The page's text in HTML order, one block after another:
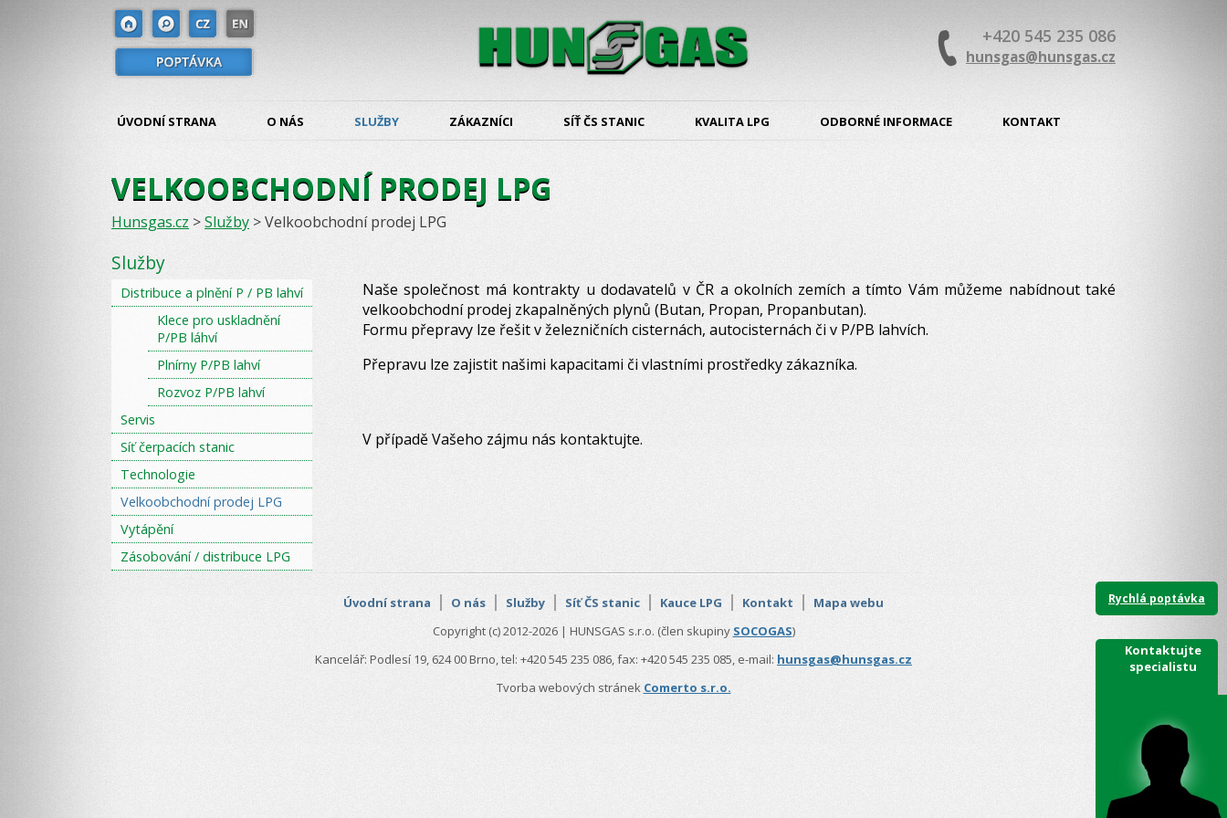
+420 545 235 086
hunsgas@hunsgas.cz
ÚVODNÍ STRANA O NÁS SLUŽBY ZÁKAZNÍCI SÍŤ ČS STANIC KVALITA LPG ODBORNÉ INFORMACE KONTAKT
VELKOOBCHODNÍ PRODEJ LPG
Hunsgas.cz >Služby >Velkoobchodní prodej LPG
Služby
Distribuce a plnění P / PB lahví
Klece pro uskladnění
P/PB láhví
Plnírny P/PB lahví
Rozvoz P/PB lahví
Servis
Síť čerpacích stanic
Technologie
Velkoobchodní prodej LPG
Vytápění
Zásobování / distribuce LPG
Naše společnost má kontrakty u dodavatelů v ČR a okolních zemích a tímto Vám můžeme nabídnout také
velkoobchodní prodej zkapalněných plynů (Butan, Propan, Propanbutan).
Formu přepravy lze řešit v železničních cisternách, autocisternách či v P/PB lahvích.
Přepravu lze zajistit našimi kapacitami či vlastními prostředky zákazníka.
V případě Vašeho zájmu nás kontaktujte.
Kontaktujte
specialistu
Rychlá poptávka
Úvodní strana O nás Služby Síť ČS stanic Kauce LPG Kontakt
Mapa webu
Copyright (c) 2012-2026 | HUNSGAS s.r.o. (člen skupiny SOCOGAS)
Kancelář: Podlesí 19, 624 00 Brno, tel: +420 545 235 086, fax: +420 545 235 085, e-mail: hunsgas@hunsgas.cz
Tvorba webových stránek Comerto s.r.o.